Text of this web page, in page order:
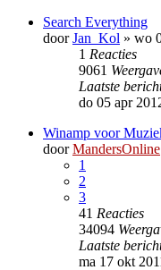
Search Everything
doorJan_Kol » wo
1 Reacties
9061
Laatste
do 05 apr
Winamp voor
doorMandersOnline
1
2
3
41 Reacties
34094
Laatste
ma 17 okt